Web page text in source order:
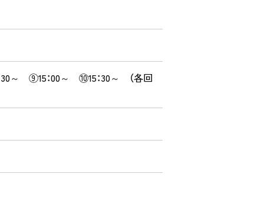
～ ⑨15：00～ ⑩15：30～ （各回